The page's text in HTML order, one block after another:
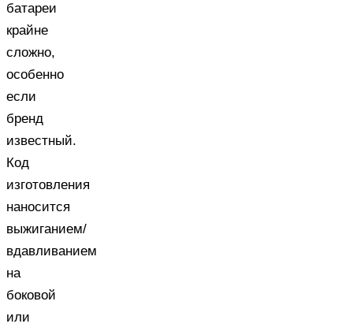
батареи
крайне
сложно,
особенно
если
бренд
известный.
Код
изготовления
наносится
выжиганием/
вдавливанием
на
боковой
или